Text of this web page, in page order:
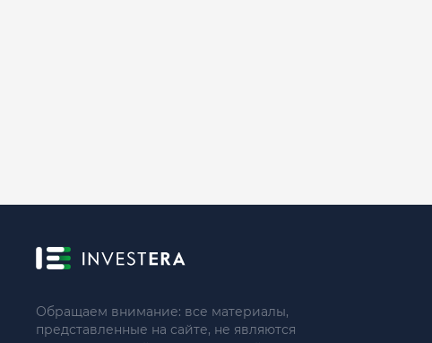
Обращаем внимание: все материалы,
представленные на сайте, не являются